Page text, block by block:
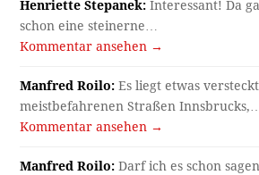
Henriette Stepanek: Interessant! Da
schon eine steinerne…
Kommentar ansehen →
Manfred Roilo: Es liegt etwas
meistbefahrenen Straßen
Kommentar ansehen →
Manfred Roilo: Darf ich es schon